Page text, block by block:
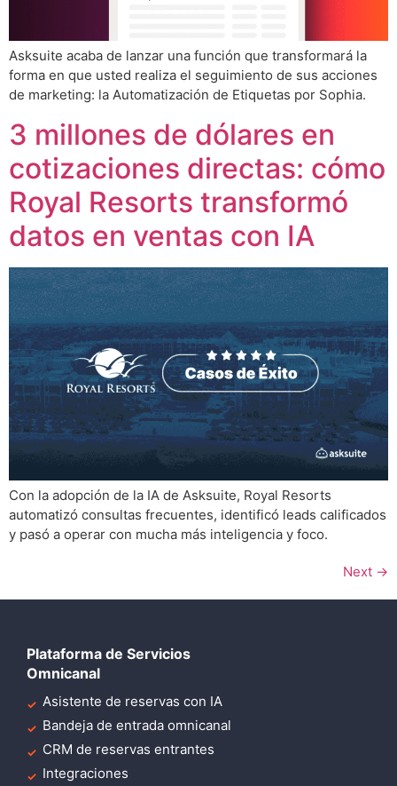
Asksuite acaba de lanzar una función que transformará la
forma en que usted realiza el seguimiento de sus acciones
de marketing: la Automatización de Etiquetas por Sophia.
3 millones de dólares en
cotizaciones directas: cómo
Royal Resorts transformó
datos en ventas con IA
Con la adopción de la IA de Asksuite, Royal Resorts
automatizó consultas frecuentes, identificó leads calificados
y pasó a operar con mucha más inteligencia y foco.
Next →
Plataforma de Servicios
Omnicanal
Asistente de reservas con IA
Bandeja de entrada omnicanal
CRM de reservas entrantes
Integraciones